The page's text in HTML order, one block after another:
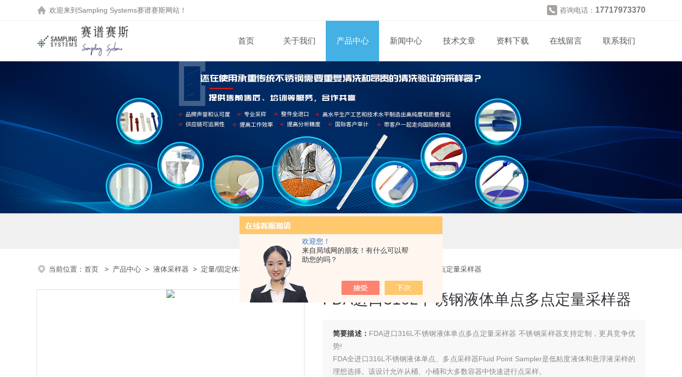
欢迎您！
来自局域网的朋友！有什么可以帮
助您的吗？
欢迎来到 Sampling Systems赛谱赛斯网站！ 咨询电话： 17717973370
首页 关于我们 产品中心 新闻中心 技术文章 资料下载 在线留言 联系我们
当前位置： 首页 > 产品中心 > 液体采样器 > 定量/固定体积采样器> 5551S-600 5551SFDA进口316L不锈钢液体单点多点定量采样器
FDA进口316L不锈钢液体单点多点定量采样器
简要描述： FDA进口316L不锈钢液体单点多点定量采样器 不锈钢采样器支持定制，更具竞争优
势!
FDA全进口316L不锈钢液体单点、多点采样器Fluid Point Sampler是低粘度液体和悬浮液采样的
理想选择。该设计允许从桶、小桶和大多数容器中快速进行点采样。